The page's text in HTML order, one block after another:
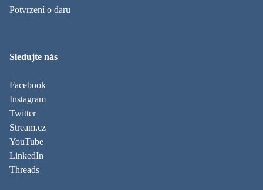
Potvrzení o daru
Sledujte nás
Facebook
Instagram
Twitter
Stream.cz
YouTube
LinkedIn
Threads